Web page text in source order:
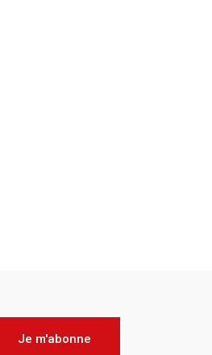
Je m'abonne